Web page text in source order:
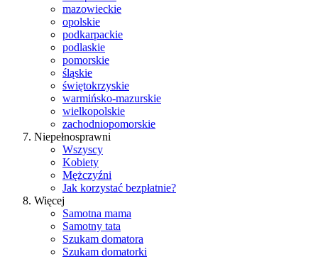
mazowieckie
opolskie
podkarpackie
podlaskie
pomorskie
śląskie
świętokrzyskie
warmińsko-mazurskie
wielkopolskie
zachodniopomorskie
Niepełnosprawni
Wszyscy
Kobiety
Mężczyźni
Jak korzystać bezpłatnie?
Więcej
Samotna mama
Samotny tata
Szukam domatora
Szukam domatorki